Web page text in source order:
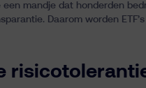
mandje dat honderden
Daarom worden